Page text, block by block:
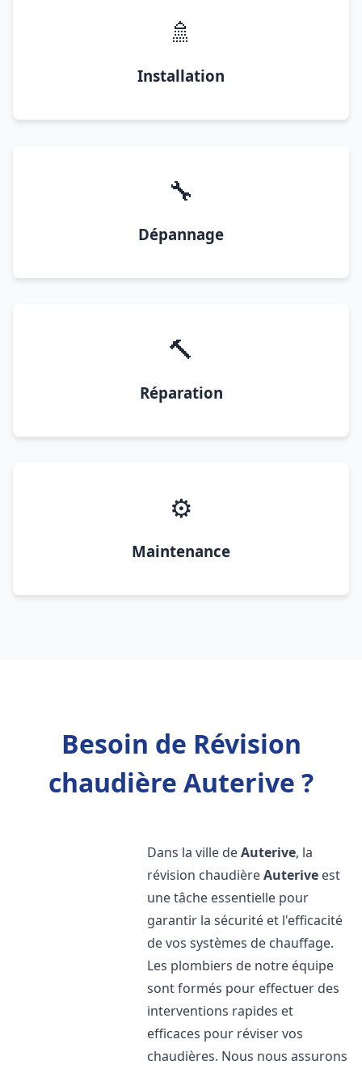
🚿
Installation
🔧
Dépannage
🔨
Réparation
⚙️
Maintenance
Besoin de Révision
chaudière Auterive ?
Dans la ville deAuterive, la
révision chaudièreAuterive est
une tâche essentielle pour
garantir la sécurité et l'efficacité
de vos systèmes de chauffage.
Les plombiers de notre équipe
sont formés pour effectuer des
interventions rapides et
efficaces pour réviser vos
chaudières. Nous nous assurons